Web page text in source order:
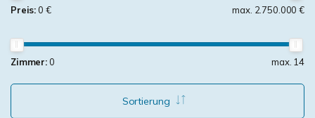
Preis:0 € max. 2.750.000 €
Zimmer:0 max. 14
Sortierung